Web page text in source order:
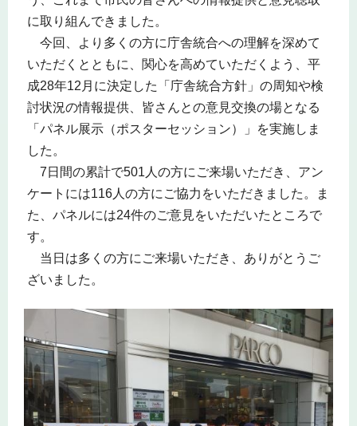
に取り組んできました。
今回、より多くの方に庁舎統合への理解を深めて
いただくとともに、関心を高めていただくよう、平
成28年12月に決定した「庁舎統合方針」の周知や検
討状況の情報提供、皆さんとの意見交換の場となる
「パネル展示（ポスターセッション）」を実施しま
した。
7日間の累計で501人の方にご来場いただき、アン
ケートには116人の方にご協力をいただきました。ま
た、パネルには24件のご意見をいただいたところで
す。
当日は多くの方にご来場いただき、ありがとうご
ざいました。